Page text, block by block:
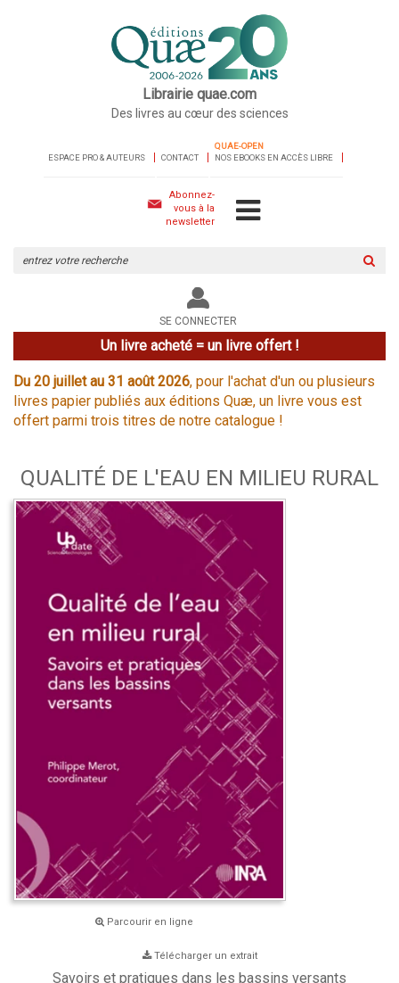
Librairie quae.com
Des livres au cœur des sciences
ESPACE PRO & AUTEURS CONTACT
QUAE-OPEN
NOS EBOOKS EN ACCÈS LIBRE
Abonnez-
vous à la
newsletter
le
site
SE CONNECTER
Un livre acheté = un livre offert !
Du 20 juillet au 31 août 2026, pour l'achat d'un ou plusieurs
livres papier publiés aux éditions Quæ, un livre vous est
offert parmi trois titres de notre catalogue !
QUALITÉ DE L'EAU EN MILIEU RURAL
Parcourir en ligne
Télécharger un extrait
Savoirs et pratiques dans les bassins versants